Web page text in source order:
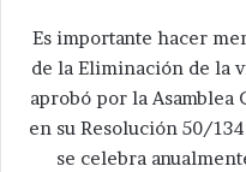
Es importante hacer
de la Eliminación de la
aprobó por la Asamblea
en su Resolución 50/
se celebra